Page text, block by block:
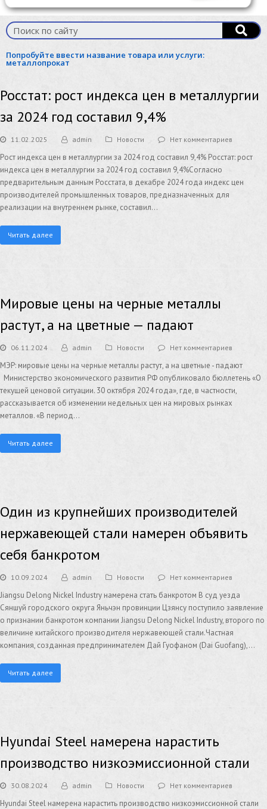
Попробуйте ввести название товара или услуги:
металлопрокат
Росстат: рост индекса цен в металлургии
за 2024 год составил 9,4%
11.02.2025 admin Новости Нет комментариев
Рост индекса цен в металлургии за 2024 год составил 9,4% Росстат: рост
индекса цен в металлургии за 2024 год составил 9,4%Согласно
предварительным данным Росстата, в декабре 2024 года индекс цен
производителей промышленных товаров, предназначенных для
реализации на внутреннем рынке, составил…
Читать далее
Мировые цены на черные металлы
растут, а на цветные — падают
06.11.2024 admin Новости Нет комментариев
МЭР: мировые цены на черные металлы растут, а на цветные - падают
Министерство экономического развития РФ опубликовало бюллетень «О
текущей ценовой ситуации. 30 октября 2024 года», где, в частности,
рассказывается об изменении недельных цен на мировых рынках
металлов. «В период…
Читать далее
Один из крупнейших производителей
нержавеющей стали намерен объявить
себя банкротом
10.09.2024 admin Новости Нет комментариев
Jiangsu Delong Nickel Industry намерена стать банкротом В суд уезда
Сяншуй городского округа Яньчэн провинции Цзянсу поступило заявление
о признании банкротом компании Jiangsu Delong Nickel Industry, второго по
величине китайского производителя нержавеющей стали.Частная
компания, созданная предпринимателем Дай Гуофаном (Dai Guofang),…
Читать далее
Hyundai Steel намерена нарастить
производство низкоэмиссионной стали
30.08.2024 admin Новости Нет комментариев
Hyundai Steel намерена нарастить производство низкоэмиссионной стали